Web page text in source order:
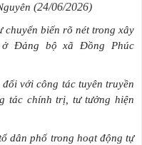
(24/06/2026)
chuyển biến rõ nét trong xây
Đảng bộ xã Đồng Phúc
với công tác tuyên truyền
tác chính trị, tư tưởng hiện
dân phố trong hoạt động tự